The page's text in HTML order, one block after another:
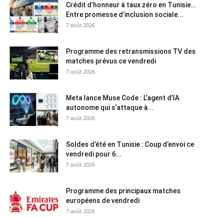
Crédit d’honneur à taux zéro en Tunisie…
Entre promesse d’inclusion sociale...
7 août 2026
Programme des retransmissions TV des
matches prévus ce vendredi
7 août 2026
Meta lance Muse Code : L’agent d’IA
autonome qui s’attaque à...
7 août 2026
Soldes d’été en Tunisie : Coup d’envoi ce
vendredi pour 6...
7 août 2026
Programme des principaux matches
européens de vendredi
7 août 2026